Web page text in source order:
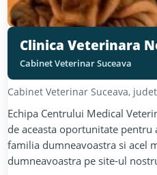
Clinica Veterinara
Cabinet Veterinar Suceava
Cabinet Veterinar Suceava, judet
Echipa Centrului Medical
de aceasta oportunitate
familia dumneavoastra si acel
dumneavoastra pe site-ul